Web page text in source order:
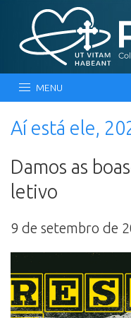
MENU
Aí está ele,
Damos as
letivo
9 de setembro de